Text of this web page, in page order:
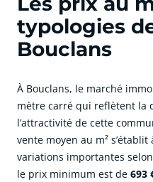
typologies
Bouclans
À Bouclans, le marché
mètre carré qui reflètent la
l’attractivité de cette
vente moyen au m² s’établit
variations importantes
le prix minimum est de 693